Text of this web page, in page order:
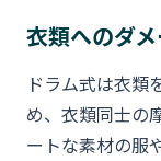
衣類へのダ
ドラム式は衣類
め、衣類同士の
ートな素材の服